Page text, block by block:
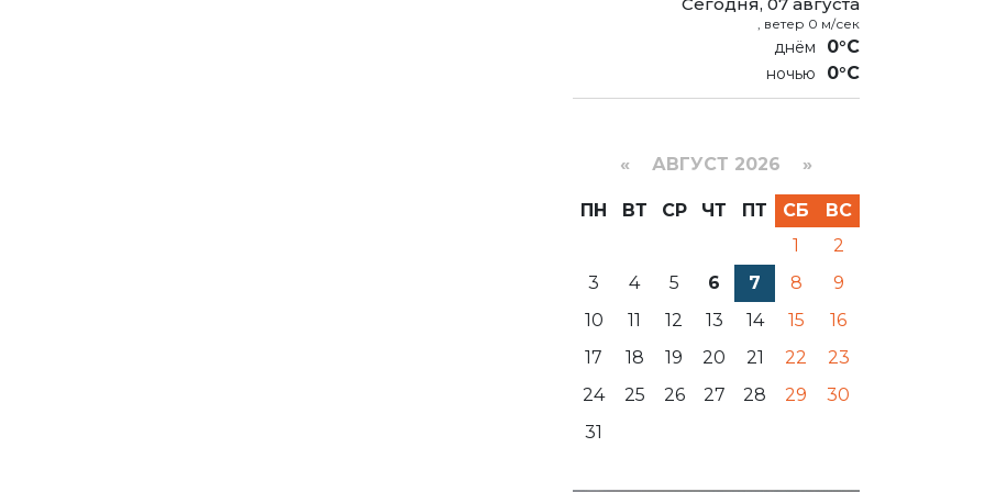
, ветер 0 м/сек
0°C
0°C
« АВГУСТ 2026 »
ПН ВТ СР ЧТ ПТ СБ
ВС
1
2
3
4 5 6 7 8
9
10
11 12 13 14 15
16
17
18 19 20 21 22
23
24
25 26 27 28 29
30
31